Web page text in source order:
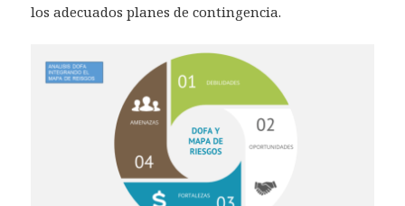
los adecuados planes de contingencia.